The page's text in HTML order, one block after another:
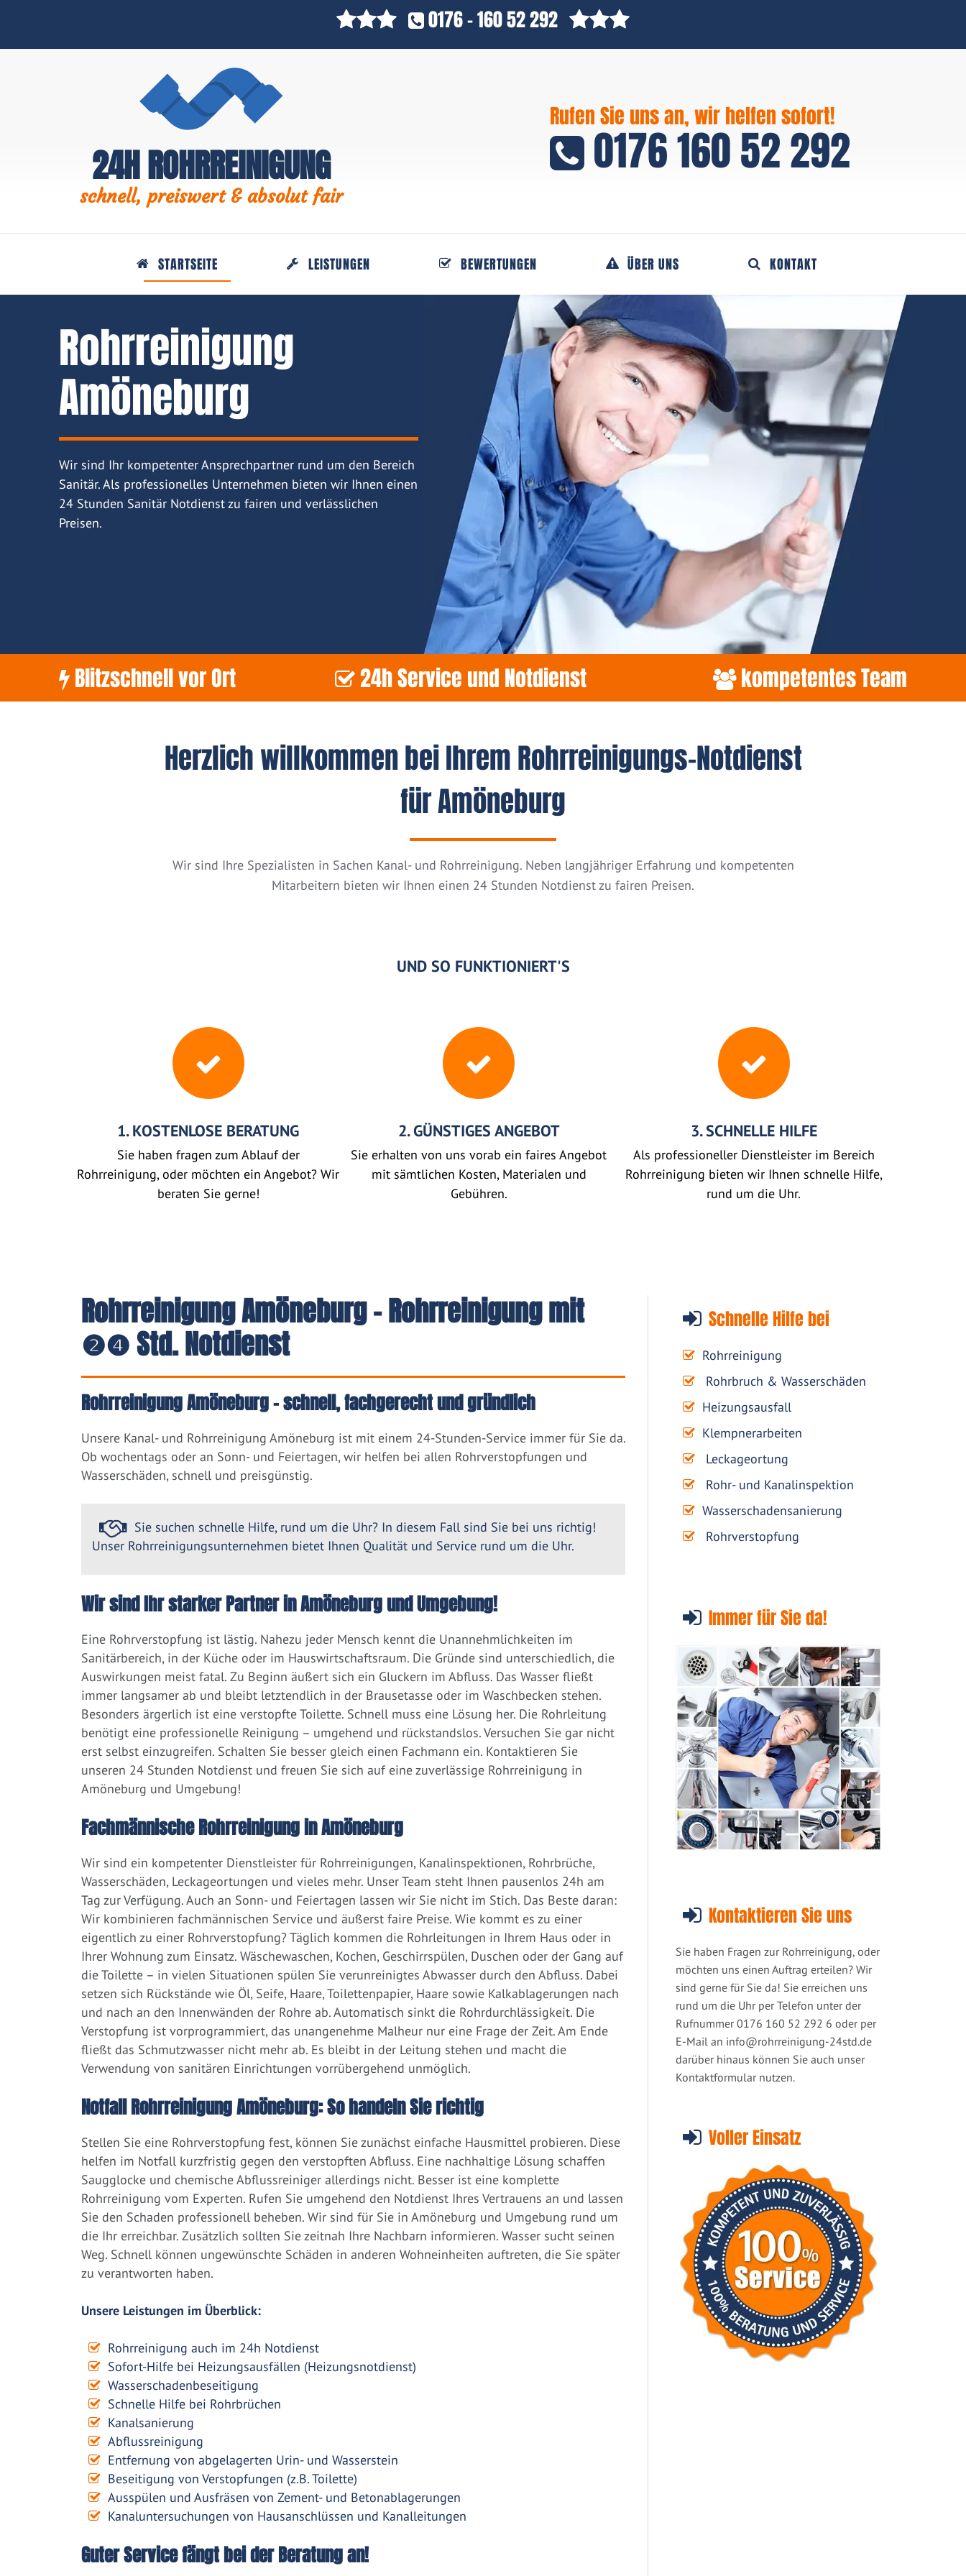
0176 - 160 52 292
Rufen Sie uns an, wir helfen sofort!
0176 160 52 292
24H ROHRREINIGUNG
schnell, preiswert & absolut fair
STARTSEITE LEISTUNGEN BEWERTUNGEN ÜBER UNS KONTAKT
Rohrreinigung
Amöneburg
Wir sind Ihr kompetenter Ansprechpartner rund um den Bereich
Sanitär. Als professionelles Unternehmen bieten wir Ihnen einen
24 Stunden Sanitär Notdienst zu fairen und verlässlichen
Preisen.
Blitzschnell vor Ort 24h Service und Notdienst kompetentes Team
Herzlich willkommen bei Ihrem Rohrreinigungs-Notdienst
für Amöneburg
Wir sind Ihre Spezialisten in Sachen Kanal- und Rohrreinigung. Neben langjähriger Erfahrung und kompetenten
Mitarbeitern bieten wir Ihnen einen 24 Stunden Notdienst zu fairen Preisen.
UND SO FUNKTIONIERT'S
1. KOSTENLOSE BERATUNG
Sie haben fragen zum Ablauf der
Rohrreinigung, oder möchten ein Angebot? Wir
beraten Sie gerne!
2. GÜNSTIGES ANGEBOT
Sie erhalten von uns vorab ein faires Angebot
mit sämtlichen Kosten, Materialen und
Gebühren.
3. SCHNELLE HILFE
Als professioneller Dienstleister im Bereich
Rohrreinigung bieten wir Ihnen schnelle Hilfe,
rund um die Uhr.
Schnelle Hilfe bei
Rohrreinigung
Rohrbruch & Wasserschäden
Heizungsausfall
Klempnerarbeiten
Leckageortung
Rohr- und Kanalinspektion
Wasserschadensanierung
Rohrverstopfung
Immer für Sie da!
Kontaktieren Sie uns
Sie haben Fragen zur Rohrreinigung, oder
möchten uns einen Auftrag erteilen? Wir
sind gerne für Sie da! Sie erreichen uns
rund um die Uhr per Telefon unter der
Rufnummer 0176 160 52 292 6 oder per
E-Mail an info@rohrreinigung-24std.de
darüber hinaus können Sie auch unser
Kontaktformular nutzen.
Rohrreinigung Amöneburg - Rohrreinigung mit
❷❹ Std. Notdienst
Rohrreinigung Amöneburg – schnell, fachgerecht und gründlich
Unsere Kanal- und Rohrreinigung Amöneburg ist mit einem 24-Stunden-Service immer für Sie da.
Ob wochentags oder an Sonn- und Feiertagen, wir helfen bei allen Rohrverstopfungen und
Wasserschäden, schnell und preisgünstig.
Sie suchen schnelle Hilfe, rund um die Uhr? In diesem Fall sind Sie bei uns richtig!
Unser Rohrreinigungsunternehmen bietet Ihnen Qualität und Service rund um die Uhr.
Wir sind Ihr starker Partner in Amöneburg und Umgebung!
Eine Rohrverstopfung ist lästig. Nahezu jeder Mensch kennt die Unannehmlichkeiten im
Sanitärbereich, in der Küche oder im Hauswirtschaftsraum. Die Gründe sind unterschiedlich, die
Auswirkungen meist fatal. Zu Beginn äußert sich ein Gluckern im Abfluss. Das Wasser fließt
immer langsamer ab und bleibt letztendlich in der Brausetasse oder im Waschbecken stehen.
Besonders ärgerlich ist eine verstopfte Toilette. Schnell muss eine Lösung her. Die Rohrleitung
benötigt eine professionelle Reinigung – umgehend und rückstandslos. Versuchen Sie gar nicht
erst selbst einzugreifen. Schalten Sie besser gleich einen Fachmann ein. Kontaktieren Sie
unseren 24 Stunden Notdienst und freuen Sie sich auf eine zuverlässige Rohrreinigung in
Amöneburg und Umgebung!
Fachmännische Rohrreinigung in Amöneburg
Wir sind ein kompetenter Dienstleister für Rohrreinigungen, Kanalinspektionen, Rohrbrüche,
Wasserschäden, Leckageortungen und vieles mehr. Unser Team steht Ihnen pausenlos 24h am
Tag zur Verfügung. Auch an Sonn- und Feiertagen lassen wir Sie nicht im Stich. Das Beste daran:
Wir kombinieren fachmännischen Service und äußerst faire Preise. Wie kommt es zu einer
eigentlich zu einer Rohrverstopfung? Täglich kommen die Rohrleitungen in Ihrem Haus oder in
Ihrer Wohnung zum Einsatz. Wäschewaschen, Kochen, Geschirrspülen, Duschen oder der Gang auf
die Toilette – in vielen Situationen spülen Sie verunreinigtes Abwasser durch den Abfluss. Dabei
setzen sich Rückstände wie Öl, Seife, Haare, Toilettenpapier, Haare sowie Kalkablagerungen nach
und nach an den Innenwänden der Rohre ab. Automatisch sinkt die Rohrdurchlässigkeit. Die
Verstopfung ist vorprogrammiert, das unangenehme Malheur nur eine Frage der Zeit. Am Ende
fließt das Schmutzwasser nicht mehr ab. Es bleibt in der Leitung stehen und macht die
Verwendung von sanitären Einrichtungen vorrübergehend unmöglich.
Notfall Rohrreinigung Amöneburg: So handeln Sie richtig
Stellen Sie eine Rohrverstopfung fest, können Sie zunächst einfache Hausmittel probieren. Diese
helfen im Notfall kurzfristig gegen den verstopften Abfluss. Eine nachhaltige Lösung schaffen
Saugglocke und chemische Abflussreiniger allerdings nicht. Besser ist eine komplette
Rohrreinigung vom Experten. Rufen Sie umgehend den Notdienst Ihres Vertrauens an und lassen
Sie den Schaden professionell beheben. Wir sind für Sie in Amöneburg und Umgebung rund um
die Ihr erreichbar. Zusätzlich sollten Sie zeitnah Ihre Nachbarn informieren. Wasser sucht seinen
Weg. Schnell können ungewünschte Schäden in anderen Wohneinheiten auftreten, die Sie später
zu verantworten haben.
Unsere Leistungen im Überblick:
Rohrreinigung auch im 24h Notdienst
Sofort-Hilfe bei Heizungsausfällen (Heizungsnotdienst)
Wasserschadenbeseitigung
Schnelle Hilfe bei Rohrbrüchen
Kanalsanierung
Abflussreinigung
Entfernung von abgelagerten Urin- und Wasserstein
Beseitigung von Verstopfungen (z.B. Toilette)
Ausspülen und Ausfräsen von Zement- und Betonablagerungen
Kanaluntersuchungen von Hausanschlüssen und Kanalleitungen
Guter Service fängt bei der Beratung an!
Voller Einsatz